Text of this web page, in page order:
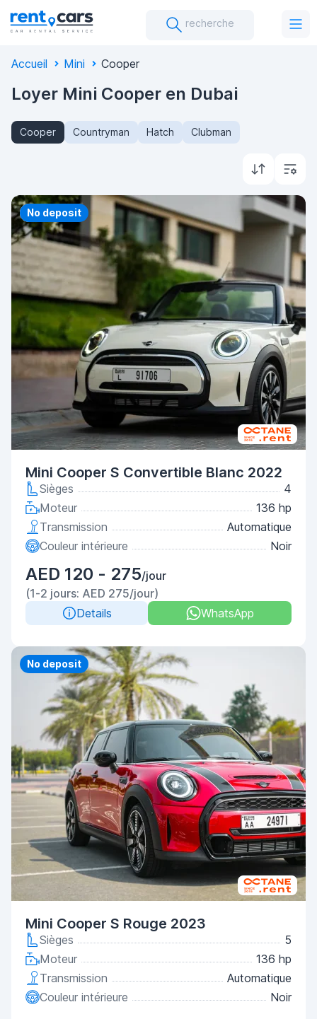
recherche
Accueil Mini Cooper
Loyer Mini Cooper en Dubai
Cooper Countryman Hatch Clubman
Priority
No deposit
Mini Cooper S Convertible Blanc 2022
Sièges
4
Moteur
136 hp
Transmission
Automatique
Couleur intérieure
Noir
AED 120 - 275/jour
(1-2 jours: AED 275/jour)
Details
WhatsApp
Priority
No deposit
Mini Cooper S Rouge 2023
Sièges
5
Moteur
136 hp
Transmission
Automatique
Couleur intérieure
Noir